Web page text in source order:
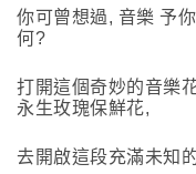
你可曾想過, 音樂 予
何?
打開這個奇妙的音樂
永生玫瑰保鮮花,
去開啟這段充滿未知